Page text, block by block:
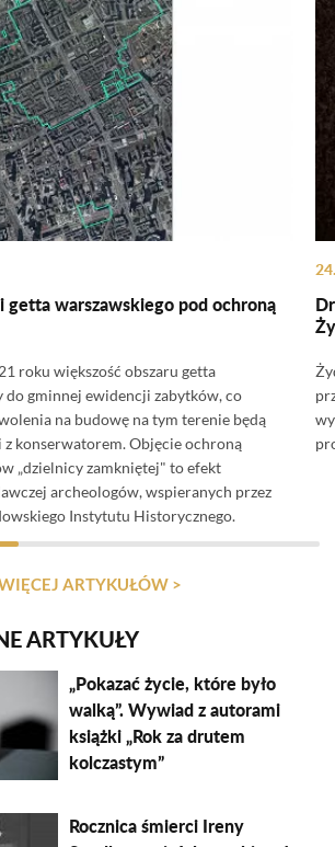
getta warszawskiego pod ochroną
roku większość obszaru getta
do gminnej ewidencji zabytków, co
na budowę na tym terenie będą
z konserwatorem. Objęcie ochroną
„dzielnicy zamkniętej" to efekt
archeologów, wspieranych przez
Instytutu Historycznego.
ARTYKUŁÓW >
ARTYKUŁY
„Pokazać życie, które było
walką”. Wywiad z autorami
książki „Rok za drutem
kolczastym”
Rocznica śmierci Ireny